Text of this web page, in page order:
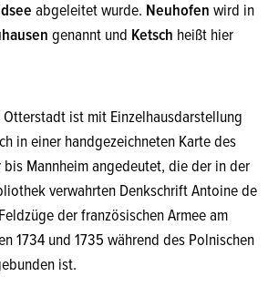
abgeleitet wurde. Neuhofen wird in
genannt und Ketsch heißt hier
ist mit Einzelhausdarstellung
in einer handgezeichneten Karte des
bis Mannheim angedeutet, die der in der
verwahrten Denkschrift Antoine de
der französischen Armee am
1734 und 1735 während des Polnischen
ist.